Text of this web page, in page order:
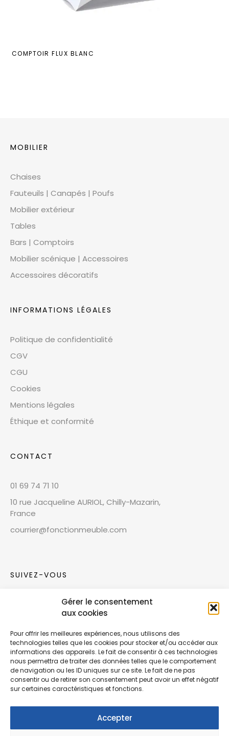
Gérer le consentement
aux cookies
Pour offrir les meilleures expériences, nous utilisons des
technologies telles que les cookies pour stocker et/ou accéder aux
informations des appareils. Le fait de consentir à ces technologies
nous permettra de traiter des données telles que le comportement
de navigation ou les ID uniques sur ce site. Le fait de ne pas
consentir ou de retirer son consentement peut avoir un effet négatif
sur certaines caractéristiques et fonctions.
Accepter
COMPTOIR FLUX BLANC
MOBILIER
Chaises
Fauteuils | Canapés | Poufs
Mobilier extérieur
Tables
Bars | Comptoirs
Mobilier scénique | Accessoires
Accessoires décoratifs
INFORMATIONS LÉGALES
Politique de confidentialité
CGV
CGU
Cookies
Mentions légales
Éthique et conformité
CONTACT
01 69 74 71 10
10 rue Jacqueline AURIOL, Chilly-Mazarin,
France
courrier@fonctionmeuble.com
SUIVEZ-VOUS
Rejoignez notre communauté sur les réseaux
Nouvelles collections, vie de l’équipe ou
inspirations : soyez informés de nos dernières
actualités.